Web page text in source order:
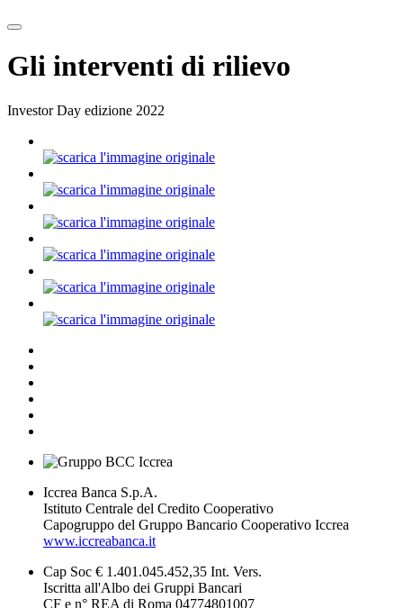
Gli interventi di rilievo
Investor Day edizione 2022
Iccrea Banca S.p.A.
Istituto Centrale del Credito Cooperativo
Capogruppo del Gruppo Bancario Cooperativo Iccrea
www.iccreabanca.it
Cap Soc € 1.401.045.452,35 Int. Vers.
Iscritta all'Albo dei Gruppi Bancari
CF e n° REA di Roma 04774801007